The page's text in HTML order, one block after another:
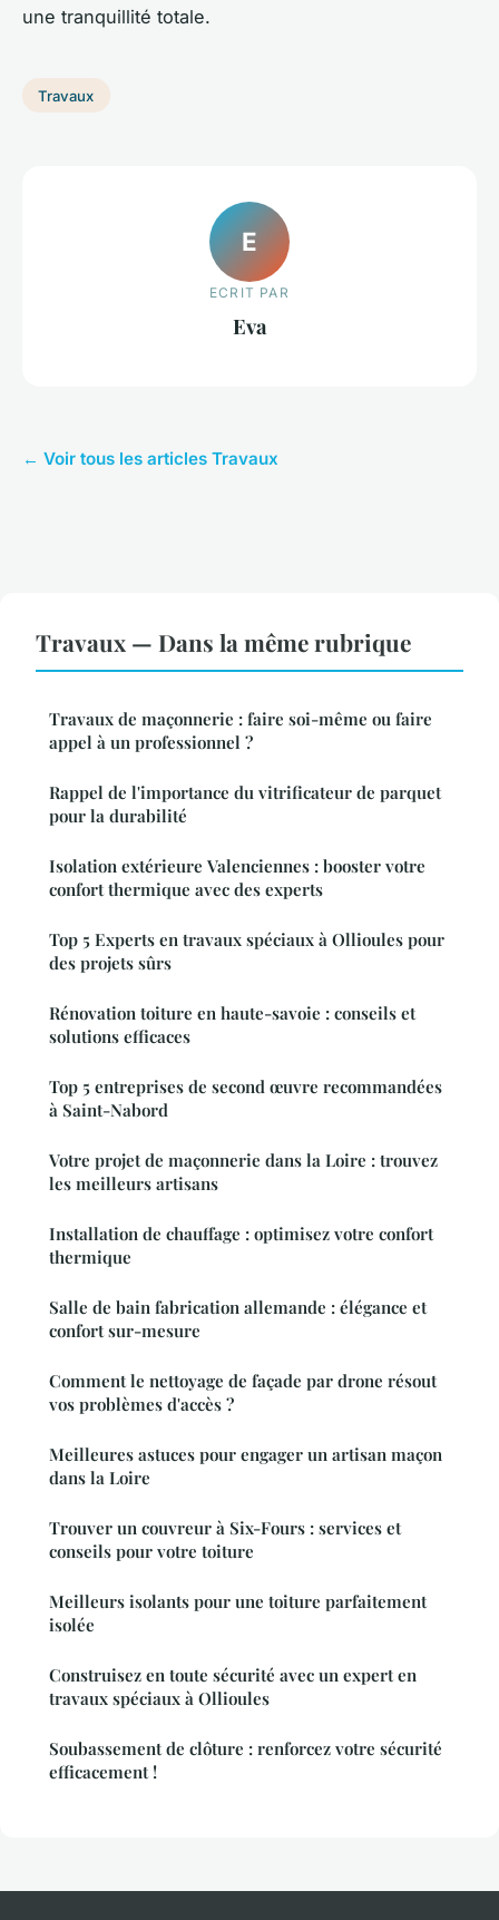
une tranquillité totale.
Travaux
E
ECRIT PAR
Eva
← Voir tous les articles Travaux
Travaux — Dans la même rubrique
Travaux de maçonnerie : faire soi-même ou faire
appel à un professionnel ?
Rappel de l'importance du vitrificateur de parquet
pour la durabilité
Isolation extérieure Valenciennes : booster votre
confort thermique avec des experts
Top 5 Experts en travaux spéciaux à Ollioules pour
des projets sûrs
Rénovation toiture en haute-savoie : conseils et
solutions efficaces
Top 5 entreprises de second œuvre recommandées
à Saint-Nabord
Votre projet de maçonnerie dans la Loire : trouvez
les meilleurs artisans
Installation de chauffage : optimisez votre confort
thermique
Salle de bain fabrication allemande : élégance et
confort sur-mesure
Comment le nettoyage de façade par drone résout
vos problèmes d'accès ?
Meilleures astuces pour engager un artisan maçon
dans la Loire
Trouver un couvreur à Six-Fours : services et
conseils pour votre toiture
Meilleurs isolants pour une toiture parfaitement
isolée
Construisez en toute sécurité avec un expert en
travaux spéciaux à Ollioules
Soubassement de clôture : renforcez votre sécurité
efficacement !